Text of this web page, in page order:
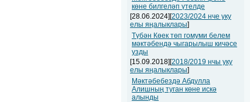
көне билгеләп үтелде
[28.06.2024][2023/2024 нче уку
елы яңалыклары]
Түбән Көек төп гомуми белем
мәктәбендә чыгарылыш кичәсе
узды
[15.09.2018][2018/2019 нчы уку
елы яңалыклары]
Мәктәбебездә Абдулла
Алишның туган көне искә
алынды